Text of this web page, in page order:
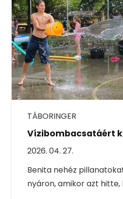
TÁBORINGER
Vízibombacsatáért
2026. 04. 27.
Benita nehéz
nyáron, amikor azt hitte,